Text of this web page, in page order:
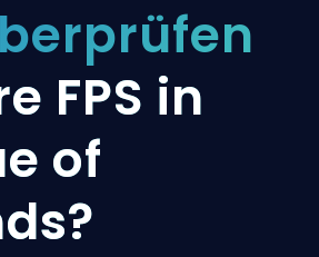
FPS in
of